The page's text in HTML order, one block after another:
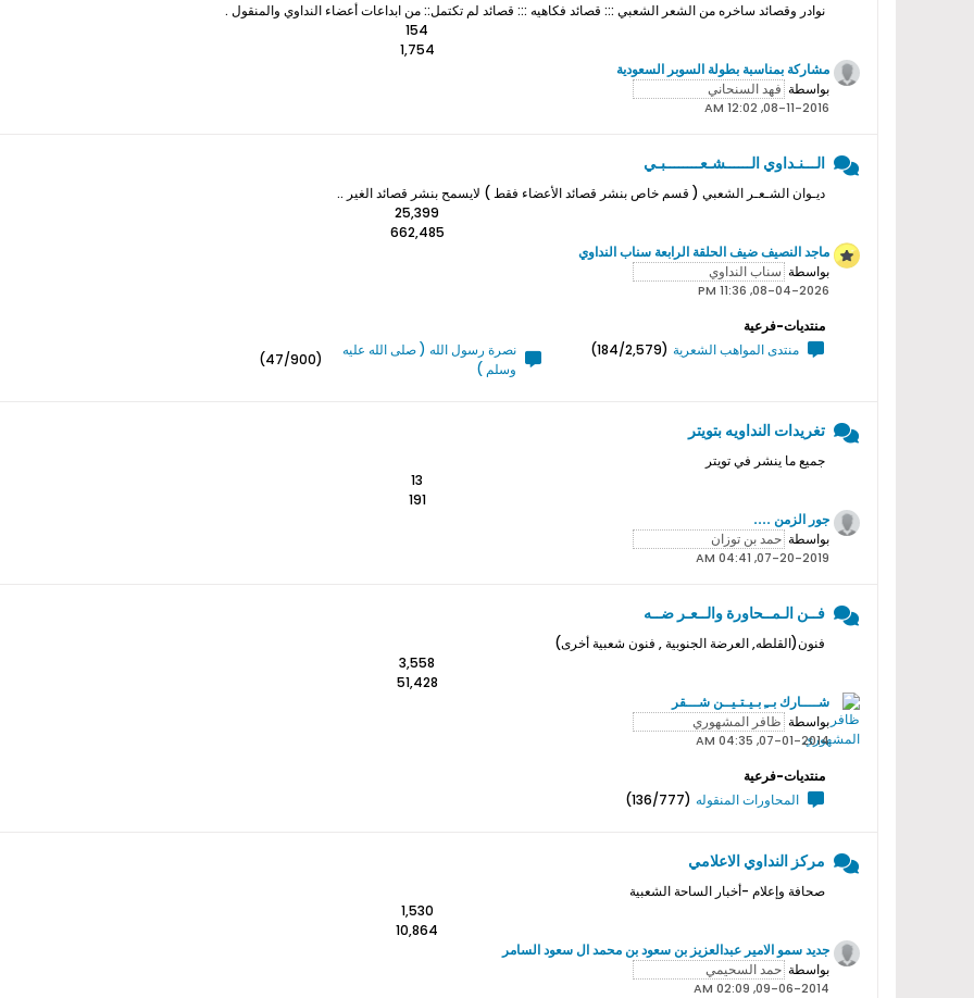
نوادر وقصائد ساخره من الشعر الشعبي ::: قصائد فكاهيه ::: قصائد لم تكتمل:: من ابداعات أعضاء النداوي والمنقول .
154
1,754
مشاركة بمناسبة بطولة السوبر السعودية
بواسطة
08-11-2016, 12:02 AM
الـــنـداوي الــــــشـعــــــــبـي
ديـوان الشـعـر الشعبي ( قسم خاص بنشر قصائد الأعضاء فقط ) لايسمح بنشر قصائد الغير ..
25,399
662,485
ماجد النصيف ضيف الحلقة الرابعة سناب النداوي
بواسطة
08-04-2026, 11:36 PM
منتديات-فرعية
منتدى المواهب الشعرية (184/2,579)
نصرة رسول الله ( صلى الله عليه
وسلم )
(47/900)
تغريدات النداويه بتويتر
جميع ما ينشر في تويتر
13
191
جور الزمن ....
بواسطة
07-20-2019, 04:41 AM
فــن الـمــحاورة والــعـر ضــه
فنون(القلطه, العرضة الجنوبية , فنون شعبية أخرى)
3,558
51,428
شــــارك بــِ بـيـتـيــن شـــقر
بواسطة
07-01-2014, 04:35 AM
منتديات-فرعية
المحاورات المنقوله (136/777)
مركز النداوي الاعلامي
صحافة وإعلام -أخبار الساحة الشعبية
1,530
10,864
جديد سمو اﻻمير عبدالعزيز بن سعود بن محمد ال سعود السامر
بواسطة
09-06-2014, 02:09 AM